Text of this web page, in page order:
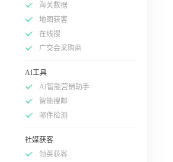
海关数据
地图获客
在线搜
广交会采购商
AI工具
AI智能营销助手
智能搜邮
邮件检测
社媒获客
领英获客